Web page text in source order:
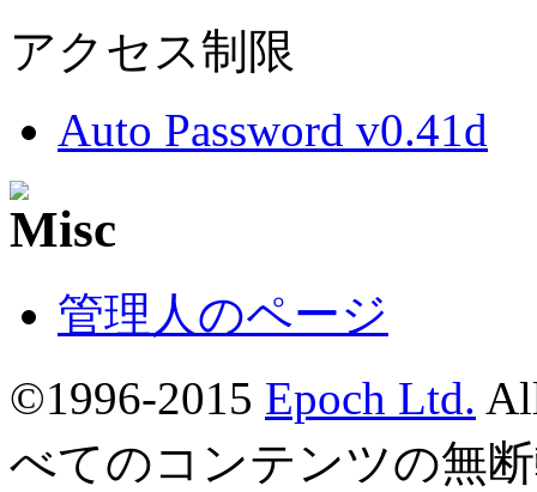
アクセス制限
Auto Password v0.41d
管理人のページ
©1996-2015 Epoch Ltd.
べてのコンテンツの無